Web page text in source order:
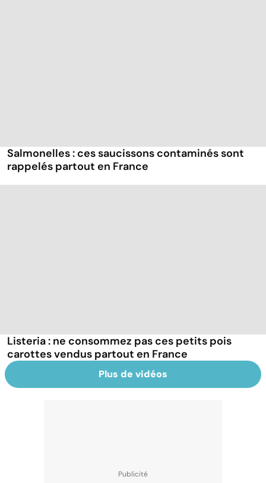
Salmonelles : ces saucissons contaminés sont
rappelés partout en France
Listeria : ne consommez pas ces petits pois
carottes vendus partout en France
Plus de vidéos